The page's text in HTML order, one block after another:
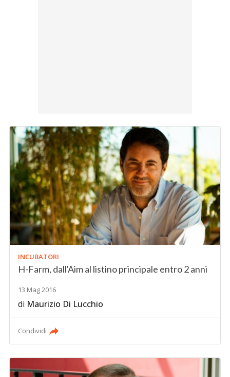
INCUBATORI
H-Farm, dall'Aim al listino principale entro 2 anni
13 Mag 2016
di Maurizio Di Lucchio
Condividi